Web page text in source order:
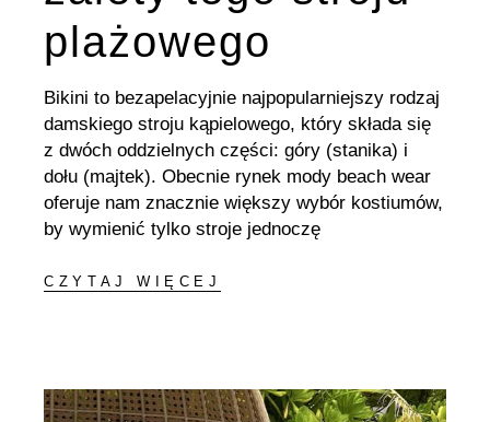
plażowego
Bikini to bezapelacyjnie najpopularniejszy rodzaj
damskiego stroju kąpielowego, który składa się
z dwóch oddzielnych części: góry (stanika) i
dołu (majtek). Obecnie rynek mody beach wear
oferuje nam znacznie większy wybór kostiumów,
by wymienić tylko stroje jednoczę
CZYTAJ WIĘCEJ